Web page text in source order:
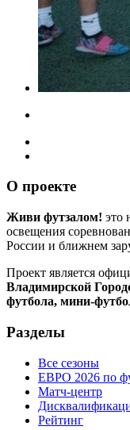
О проекте
Живи футзалом! это
освещения
России и ближнем
Проект является
Владимирской
футбола, мини-
Разделы
Все сезоны
ЕВРО 2026 по
Матч-центр
Рейтинг